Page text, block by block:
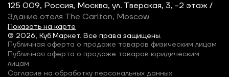
© 2026, Куб.Маркет. Все права защищены.
125 009, Россия, Москва, ул. Тверская, 3, -2 этаж /
Здание отеля The Carlton, Moscow
Показать на карте
Публичная оферта о продаже товаров физическим лицам
Публичная оферта о продаже товаров юридическим
лицам
Согласие на обработку персональных данных